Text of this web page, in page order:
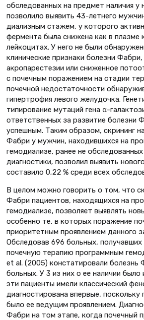
обследованных на предмет наличия у
позволило выявить 43-летнего
диализным стажем, у которого
фермента была снижена как в плазме
лейкоцитах. У него не были
клинические признаки болезни
акропарестезии или сниженное
с почечным поражением на стадии
почечной недостаточности
гипертрофия левого желудочка.
типирование мутаций гена α-
ответственных за развитие болезни
успешным. Таким образом, скрининг
Фабри у мужчин, находившихся на
гемодиализе, ранее не
диагностики, позволил выявить
составило 0,22 % среди всех
В целом можно говорить о том, что
Фабри пациентов, находящихся на
гемодиализе, позволяет выявлять
особенно те, в которых поражение
приоритетным проявлением данного
Обследовав 696 больных,
почечную терапию программным
et al. (2005) констатировали болезнь
больных. У 3 из них о ее наличии было
эти пациенты имели классический
диагностирована впервые, поскольку
было ее ведущим проявлением.
Фабри на том этапе, когда почечный